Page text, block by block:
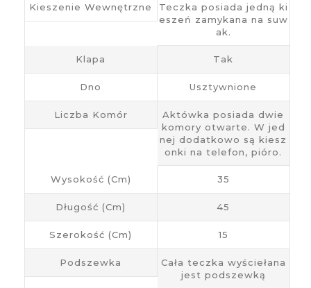
Kieszenie Wewnętrzne
Teczka posiada jedną ki
eszeń zamykana na suw
ak.
Klapa Tak
Dno Usztywnione
Liczba Komór
Aktówka posiada dwie
komory otwarte. W jed
nej dodatkowo są kiesz
onki na telefon, pióro.
Wysokość (cm) 35
Długość (cm) 45
Szerokość (cm) 15
Podszewka
Cała teczka wyściełana
jest podszewką